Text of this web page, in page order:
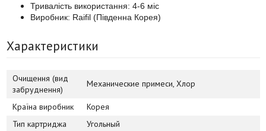
Тривалість використання: 4-6 міс
Виробник: Raifil (Південна Корея)
Характеристики
Очищення (вид
забруднення)
Механические примеси, Хлор
Країна виробник
Корея
Тип картриджа
Угольный